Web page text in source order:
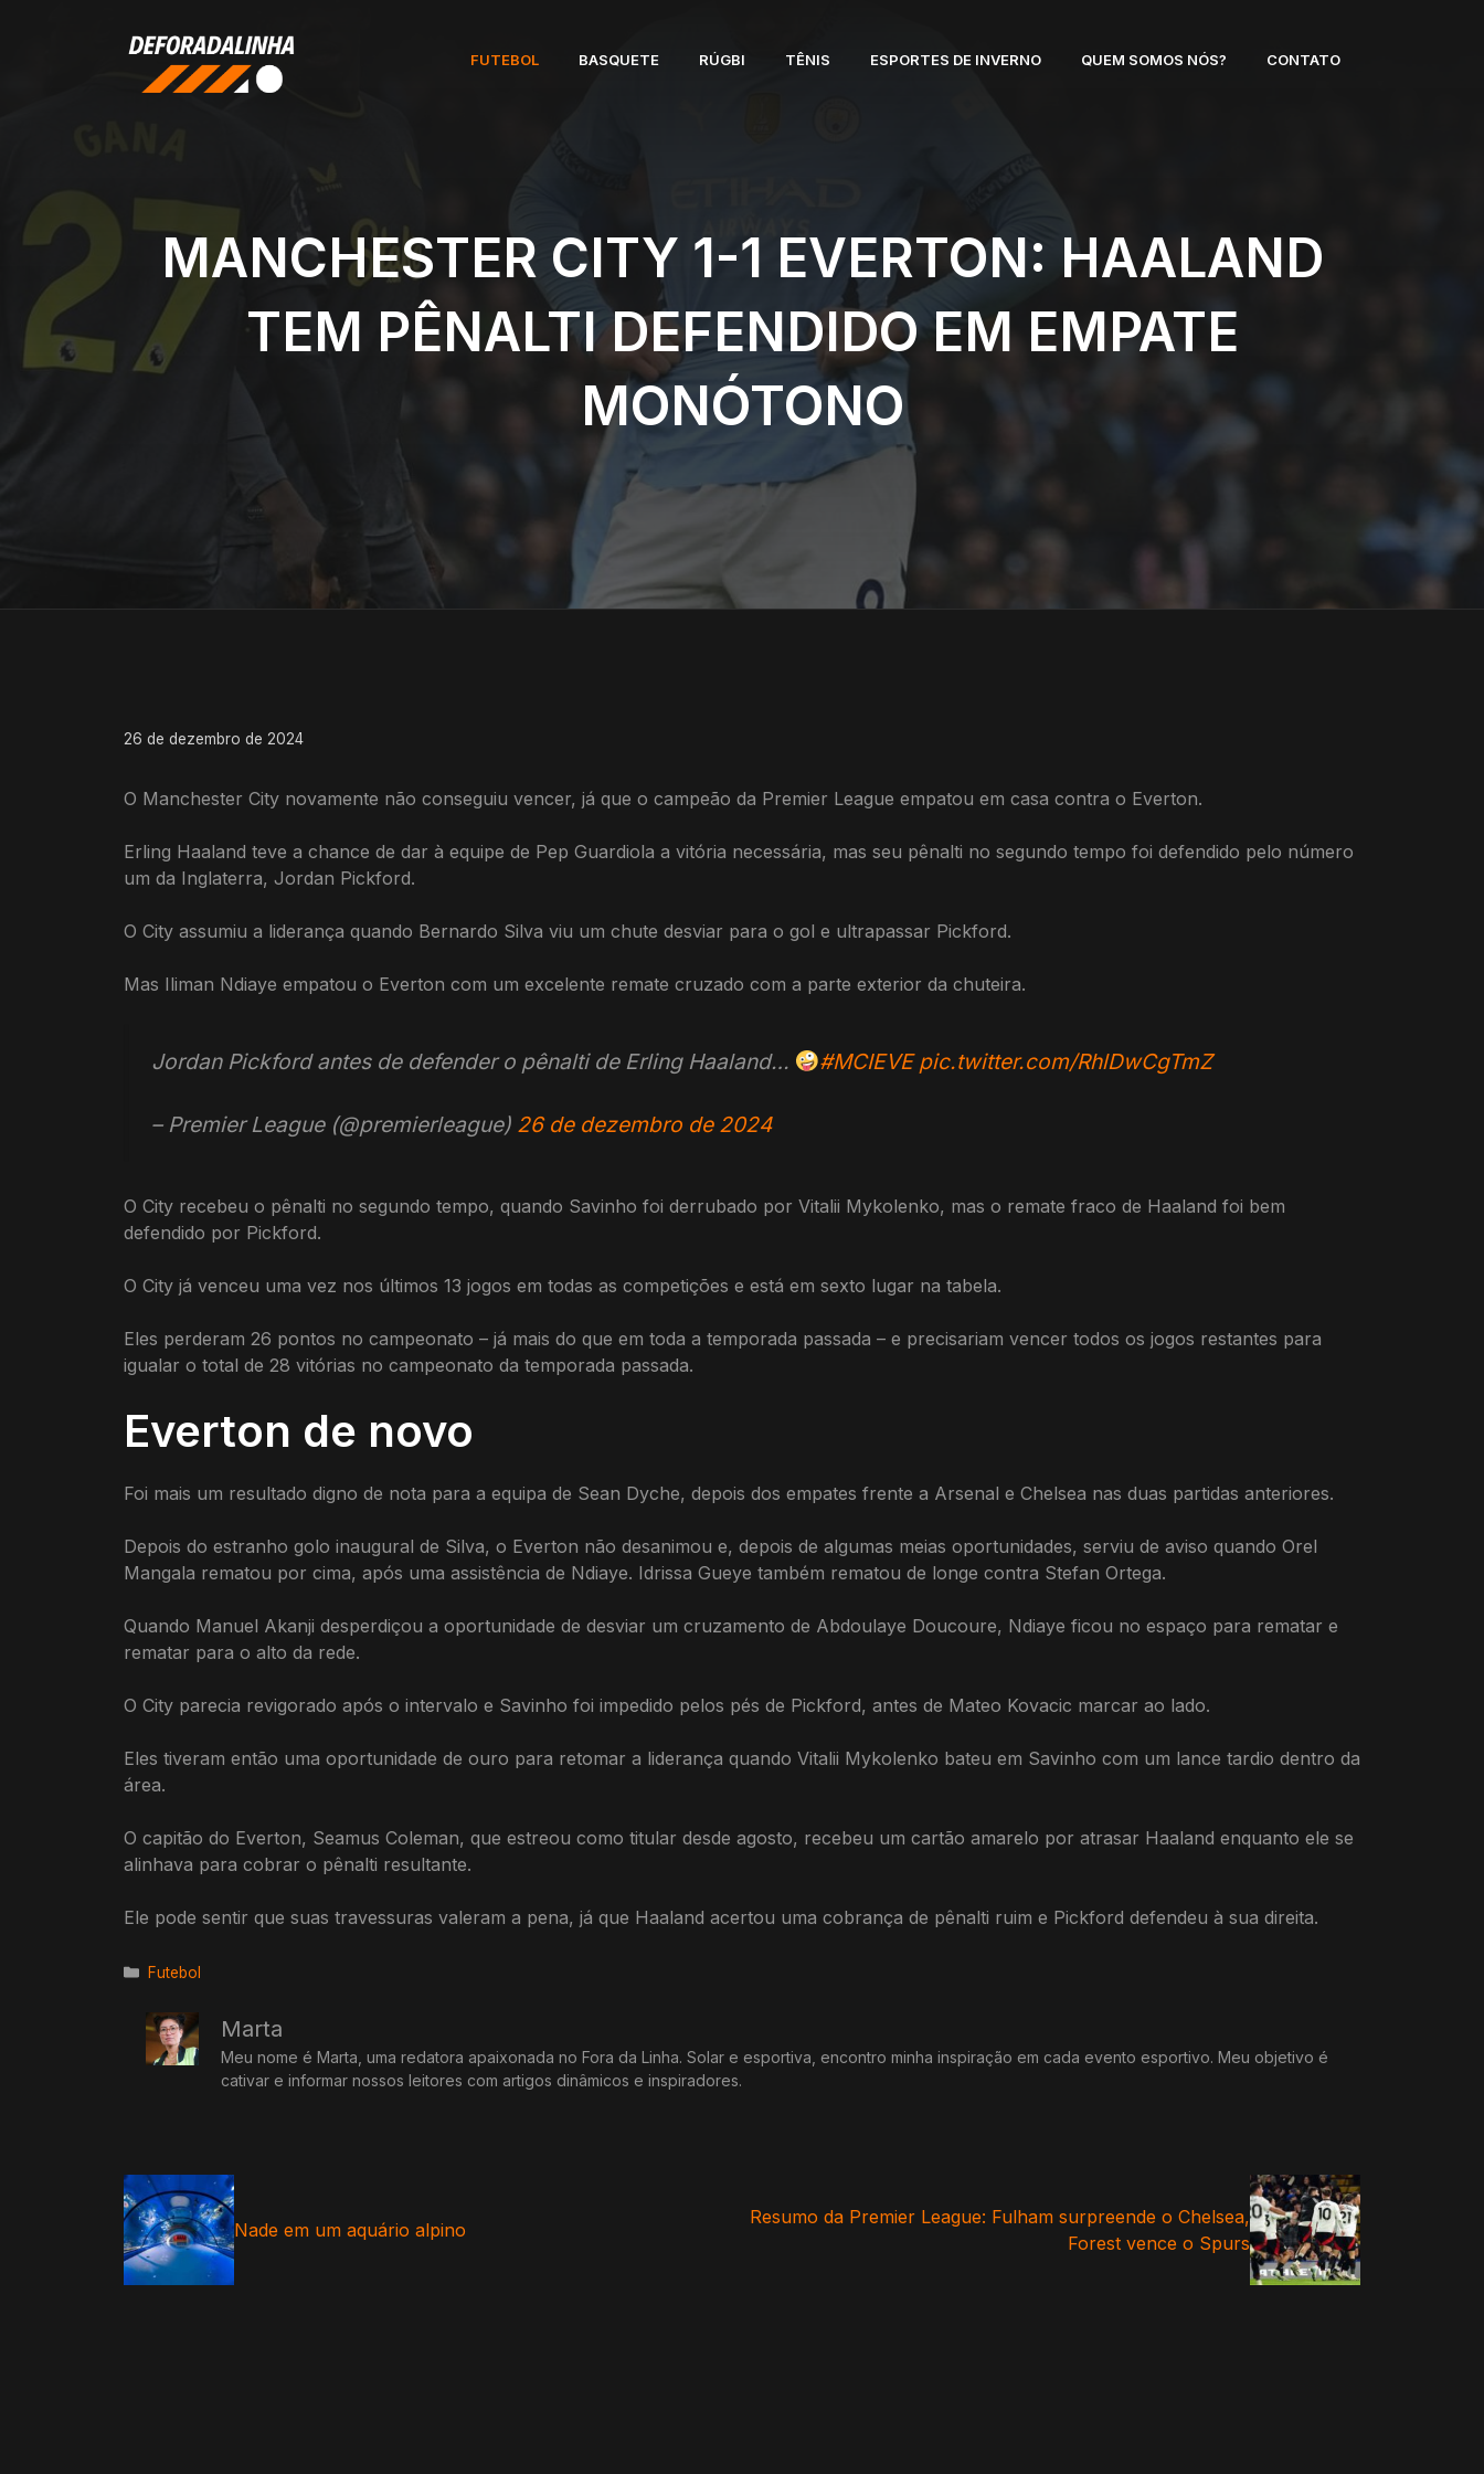
FUTEBOL BASQUETE RÚGBI TÊNIS ESPORTES DE INVERNO QUEM SOMOS NÓS? CONTATO
MANCHESTER CITY 1-1 EVERTON: HAALAND
TEM PÊNALTI DEFENDIDO EM EMPATE
MONÓTONO
26 de dezembro de 2024
O Manchester City novamente não conseguiu vencer, já que o campeão da Premier League empatou em casa contra o Everton.
Erling Haaland teve a chance de dar à equipe de Pep Guardiola a vitória necessária, mas seu pênalti no segundo tempo foi defendido pelo número
um da Inglaterra, Jordan Pickford.
O City assumiu a liderança quando Bernardo Silva viu um chute desviar para o gol e ultrapassar Pickford.
Mas Iliman Ndiaye empatou o Everton com um excelente remate cruzado com a parte exterior da chuteira.
Jordan Pickford antes de defender o pênalti de Erling Haaland… #MCIEVE pic.twitter.com/RhlDwCgTmZ
– Premier League (@premierleague) 26 de dezembro de 2024
O City recebeu o pênalti no segundo tempo, quando Savinho foi derrubado por Vitalii Mykolenko, mas o remate fraco de Haaland foi bem
defendido por Pickford.
O City já venceu uma vez nos últimos 13 jogos em todas as competições e está em sexto lugar na tabela.
Eles perderam 26 pontos no campeonato – já mais do que em toda a temporada passada – e precisariam vencer todos os jogos restantes para
igualar o total de 28 vitórias no campeonato da temporada passada.
Everton de novo
Foi mais um resultado digno de nota para a equipa de Sean Dyche, depois dos empates frente a Arsenal e Chelsea nas duas partidas anteriores.
Depois do estranho golo inaugural de Silva, o Everton não desanimou e, depois de algumas meias oportunidades, serviu de aviso quando Orel
Mangala rematou por cima, após uma assistência de Ndiaye. Idrissa Gueye também rematou de longe contra Stefan Ortega.
Quando Manuel Akanji desperdiçou a oportunidade de desviar um cruzamento de Abdoulaye Doucoure, Ndiaye ficou no espaço para rematar e
rematar para o alto da rede.
O City parecia revigorado após o intervalo e Savinho foi impedido pelos pés de Pickford, antes de Mateo Kovacic marcar ao lado.
Eles tiveram então uma oportunidade de ouro para retomar a liderança quando Vitalii Mykolenko bateu em Savinho com um lance tardio dentro da
área.
O capitão do Everton, Seamus Coleman, que estreou como titular desde agosto, recebeu um cartão amarelo por atrasar Haaland enquanto ele se
alinhava para cobrar o pênalti resultante.
Ele pode sentir que suas travessuras valeram a pena, já que Haaland acertou uma cobrança de pênalti ruim e Pickford defendeu à sua direita.
Categorias
Futebol
Marta
Meu nome é Marta, uma redatora apaixonada no Fora da Linha. Solar e esportiva, encontro minha inspiração em cada evento esportivo. Meu objetivo é
cativar e informar nossos leitores com artigos dinâmicos e inspiradores.
Nade em um aquário alpino
Resumo da Premier League: Fulham surpreende o Chelsea,
Forest vence o Spurs